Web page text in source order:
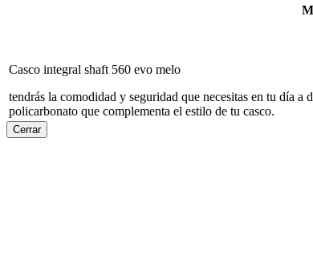
Casco integral shaft 560 evo melo
tendrás la comodidad y seguridad que necesitas en tu día
policarbonato que complementa el estilo de tu casco.
Cerrar